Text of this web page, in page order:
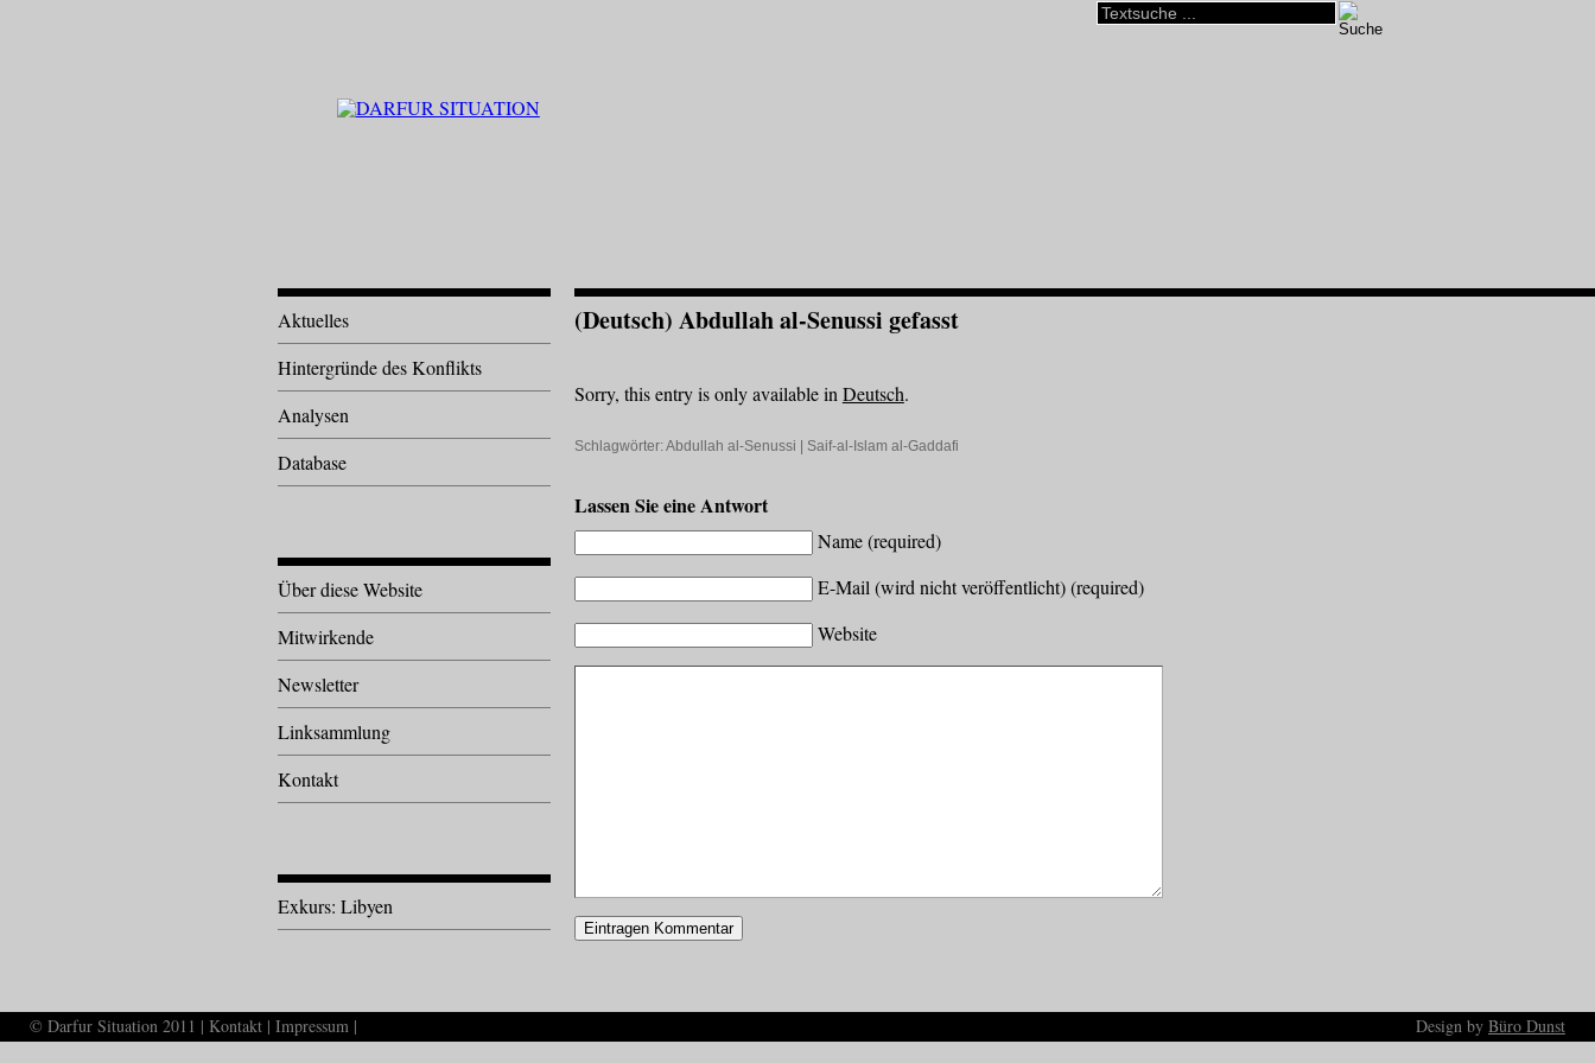
(Deutsch) Abdullah al-Senussi gefasst
Sorry, this entry is only available in Deutsch.
Schlagwörter:Abdullah al-Senussi Saif-al-Islam al-Gaddafi
Lassen Sie eine Antwort
Name (required)
E-Mail (wird nicht veröffentlicht) (required)
Website
Aktuelles
Hintergründe des Konflikts
Analysen
Database
Über diese Website
Mitwirkende
Newsletter
Linksammlung
Kontakt
Exkurs: Libyen
© Darfur Situation 2011 | Kontakt | Impressum | Design by Büro Dunst